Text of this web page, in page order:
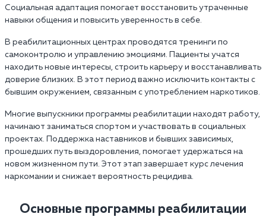
Социальная адаптация помогает восстановить утраченные
навыки общения и повысить уверенность в себе.
В реабилитационных центрах проводятся тренинги по
самоконтролю и управлению эмоциями. Пациенты учатся
находить новые интересы, строить карьеру и восстанавливать
доверие близких. В этот период важно исключить контакты с
бывшим окружением, связанным с употреблением наркотиков.
Многие выпускники программы реабилитации находят работу,
начинают заниматься спортом и участвовать в социальных
проектах. Поддержка наставников и бывших зависимых,
прошедших путь выздоровления, помогает удержаться на
новом жизненном пути. Этот этап завершает курс лечения
наркомании и снижает вероятность рецидива.
Основные программы реабилитации